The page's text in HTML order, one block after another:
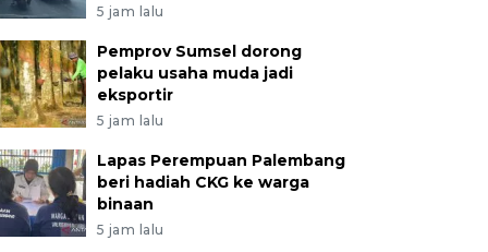
5 jam lalu
Pemprov Sumsel dorong
pelaku usaha muda jadi
eksportir
5 jam lalu
Lapas Perempuan Palembang
beri hadiah CKG ke warga
binaan
5 jam lalu